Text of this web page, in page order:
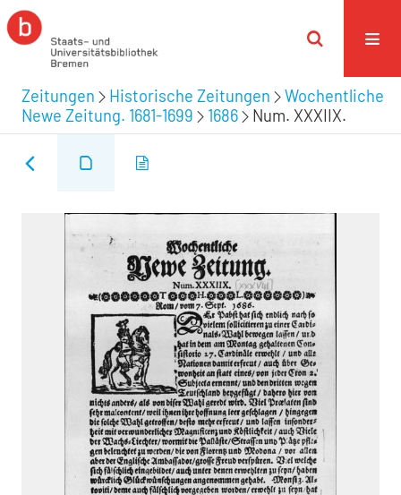
Zeitungen Historische Zeitungen
Wochentliche
Newe Zeitung. 1681-1699
1686 Num. XXXIIX.